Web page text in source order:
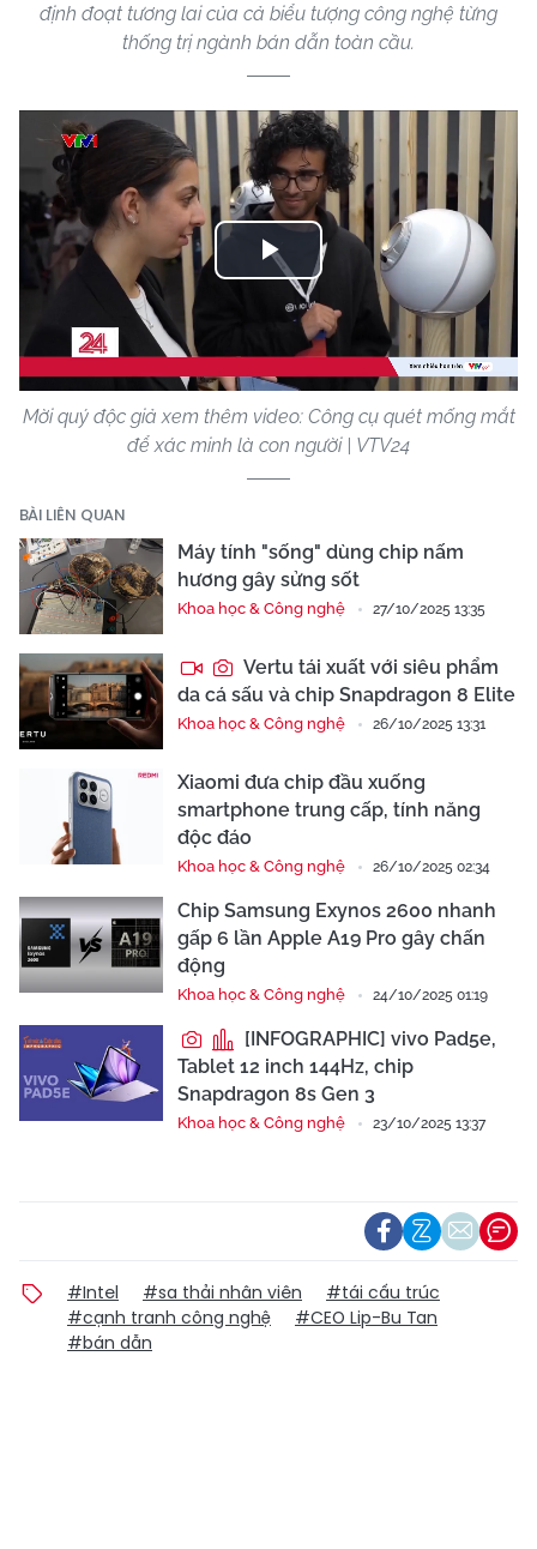
định đoạt tương lai của cả biểu tượng công nghệ từng
thống trị ngành bán dẫn toàn cầu.
Play
Video
Mời quý độc giả xem thêm video: Công cụ quét mống mắt
để xác minh là con người | VTV24
BÀI LIÊN QUAN
Máy tính "sống" dùng chip nấm
hương gây sửng sốt
Khoa học & Công nghệ 27/10/2025 13:35
Vertu tái xuất với siêu phẩm
da cá sấu và chip Snapdragon 8 Elite
Khoa học & Công nghệ 26/10/2025 13:31
Xiaomi đưa chip đầu xuống
smartphone trung cấp, tính năng
độc đáo
Khoa học & Công nghệ 26/10/2025 02:34
Chip Samsung Exynos 2600 nhanh
gấp 6 lần Apple A19 Pro gây chấn
động
Khoa học & Công nghệ 24/10/2025 01:19
[INFOGRAPHIC] vivo Pad5e,
Tablet 12 inch 144Hz, chip
Snapdragon 8s Gen 3
Khoa học & Công nghệ 23/10/2025 13:37
#Intel #sa thải nhân viên
#tái cấu trúc
#cạnh tranh công nghệ
#CEO Lip-Bu Tan
#bán dẫn